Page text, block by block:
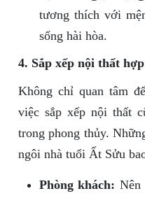
tương thích với
sống hài hòa.
4. Sắp xếp nội thất
Không chỉ quan tâm
việc sắp xếp nội thất
trong phong thủy.
ngôi nhà tuổi Ất Sửu
Phòng khách: